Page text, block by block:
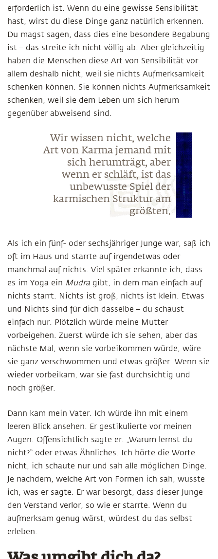
erforderlich ist. Wenn du eine gewisse Sensibilität
hast, wirst du diese Dinge ganz natürlich erkennen.
Du magst sagen, dass dies eine besondere Begabung
ist – das streite ich nicht völlig ab. Aber gleichzeitig
haben die Menschen diese Art von Sensibilität vor
allem deshalb nicht, weil sie nichts Aufmerksamkeit
schenken können. Sie können nichts Aufmerksamkeit
schenken, weil sie dem Leben um sich herum
gegenüber abweisend sind.
Wir wissen nicht, welche
Art von Karma jemand mit
sich herumträgt, aber
wenn er schläft, ist das
unbewusste Spiel der
karmischen Struktur am
größten.
Als ich ein fünf- oder sechsjähriger Junge war, saß ich
oft im Haus und starrte auf irgendetwas oder
manchmal auf nichts. Viel später erkannte ich, dass
es im Yoga ein Mudra gibt, in dem man einfach auf
nichts starrt. Nichts ist groß, nichts ist klein. Etwas
und Nichts sind für dich dasselbe – du schaust
einfach nur. Plötzlich würde meine Mutter
vorbeigehen. Zuerst würde ich sie sehen, aber das
nächste Mal, wenn sie vorbeikommen würde, wäre
sie ganz verschwommen und etwas größer. Wenn sie
wieder vorbeikam, war sie fast durchsichtig und
noch größer.
Dann kam mein Vater. Ich würde ihn mit einem
leeren Blick ansehen. Er gestikulierte vor meinen
Augen. Offensichtlich sagte er: „Warum lernst du
nicht?“ oder etwas Ähnliches. Ich hörte die Worte
nicht, ich schaute nur und sah alle möglichen Dinge.
Je nachdem, welche Art von Formen ich sah, wusste
ich, was er sagte. Er war besorgt, dass dieser Junge
den Verstand verlor, so wie er starrte. Wenn du
aufmerksam genug wärst, würdest du das selbst
erleben.